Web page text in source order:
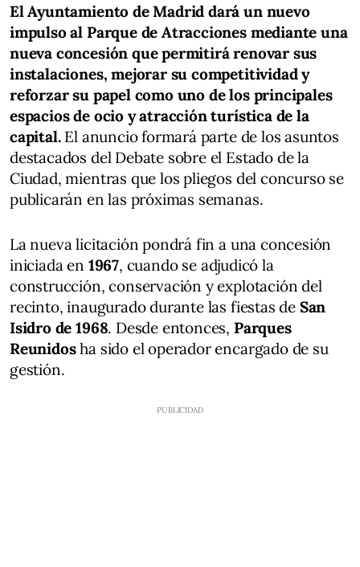
El Ayuntamiento de Madrid dará un nuevo
impulso al Parque de Atracciones mediante una
nueva concesión que permitirá renovar sus
instalaciones, mejorar su competitividad y
reforzar su papel como uno de los principales
espacios de ocio y atracción turística de la
capital.El anuncio formará parte de los asuntos
destacados del Debate sobre el Estado de la
Ciudad, mientras que los pliegos del concurso se
publicarán en las próximas semanas.
La nueva licitación pondrá fin a una concesión
iniciada en 1967, cuando se adjudicó la
construcción, conservación y explotación del
recinto, inaugurado durante las fiestas de San
Isidro de 1968. Desde entonces, Parques
Reunidosha sido el operador encargado de su
gestión.